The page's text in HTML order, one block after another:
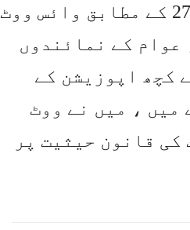
پاکستان کا کیا ہوگا۔بلاول بھٹو زرداری نے کہا کہ رول 276 کے مطابق وائس ووٹ
عوام کے نمائندوں
کچھ اپوزیشن کے
میں ، میں نے ووٹ
قانون حیثیت پر